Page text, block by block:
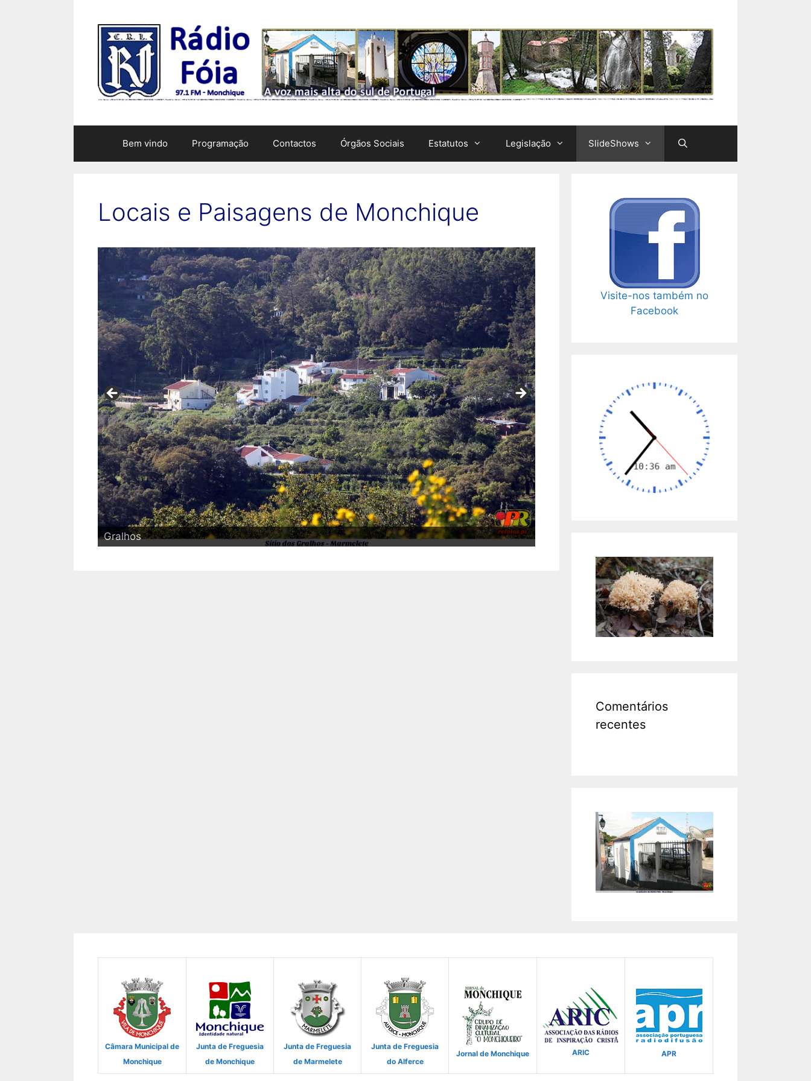
Bem vindo Programação Contactos Órgãos Sociais Estatutos Legislação SlideShows
Locais e Paisagens de Monchique
Gralhos
Visite-nos também no
Facebook
Comentários
recentes
Câmara Municipal de
Monchique
Junta de Freguesia
de Monchique
Junta de Freguesia
de Marmelete
Junta de Freguesia
do Alferce
Jornal de Monchique ARIC APR